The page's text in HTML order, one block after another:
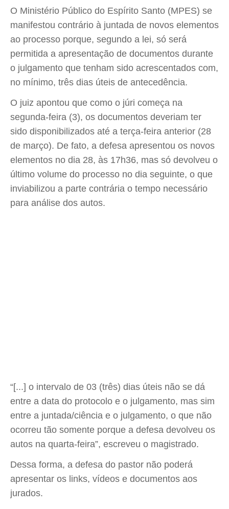
O Ministério Público do Espírito Santo (MPES) se
manifestou contrário à juntada de novos elementos
ao processo porque, segundo a lei, só será
permitida a apresentação de documentos durante
o julgamento que tenham sido acrescentados com,
no mínimo, três dias úteis de antecedência.
O juiz apontou que como o júri começa na
segunda-feira (3), os documentos deveriam ter
sido disponibilizados até a terça-feira anterior (28
de março). De fato, a defesa apresentou os novos
elementos no dia 28, às 17h36, mas só devolveu o
último volume do processo no dia seguinte, o que
inviabilizou a parte contrária o tempo necessário
para análise dos autos.
“[...] o intervalo de 03 (três) dias úteis não se dá
entre a data do protocolo e o julgamento, mas sim
entre a juntada/ciência e o julgamento, o que não
ocorreu tão somente porque a defesa devolveu os
autos na quarta-feira”, escreveu o magistrado.
Dessa forma, a defesa do pastor não poderá
apresentar os links, vídeos e documentos aos
jurados.